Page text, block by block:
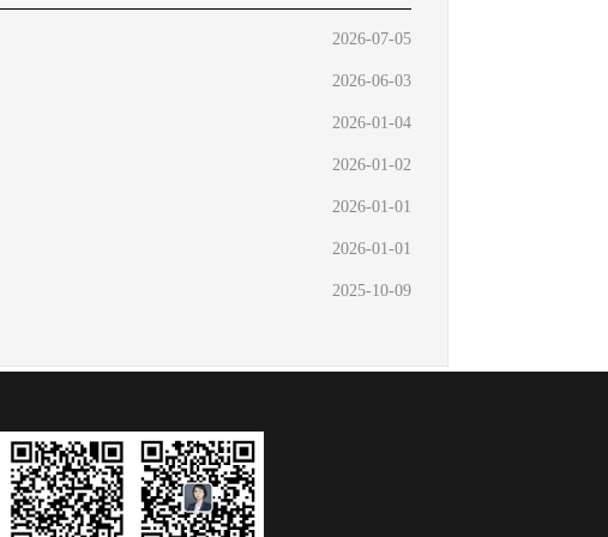
2026-07-05
2026-06-03
2026-01-04
2026-01-02
2026-01-01
2026-01-01
2025-10-09